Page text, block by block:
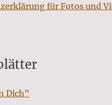
für Fotos und
Dich"